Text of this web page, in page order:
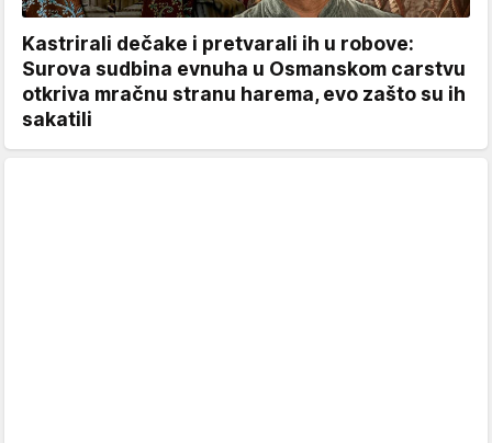
Kastrirali dečake i pretvarali ih u robove:
Surova sudbina evnuha u Osmanskom carstvu
otkriva mračnu stranu harema, evo zašto su ih
sakatili